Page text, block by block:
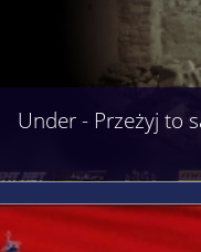
Under - Przeżyj to